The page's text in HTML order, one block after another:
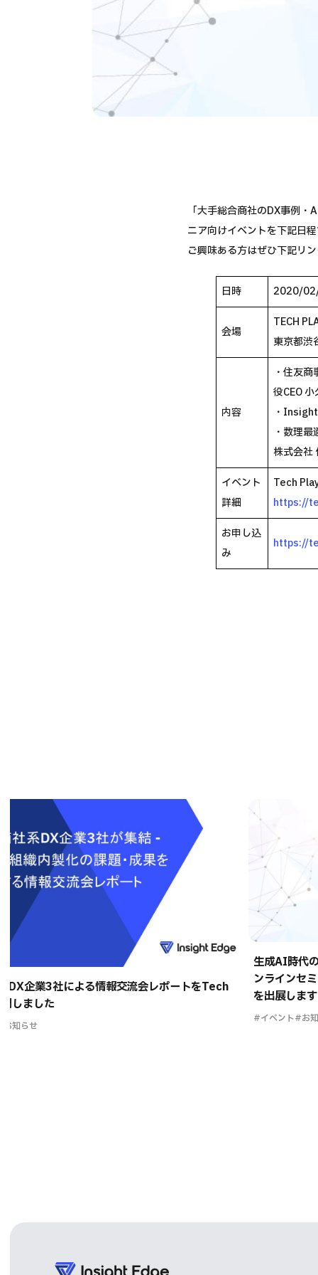
「大手総合商社のDX事例
ニア向けイベントを下記日
ご興味ある方はぜひ下記リ
日時 2020/
会場
TECH
東京都渋
内容
・住友
役CEO
・
・数理
株式会社
イベント
詳細
Tech
https://
お申し込
み
https://
DX企業3社による情報交流会レポートをTech
しました
知らせ
生成AI時代
ンラインセ
を出展します
#イベント#お